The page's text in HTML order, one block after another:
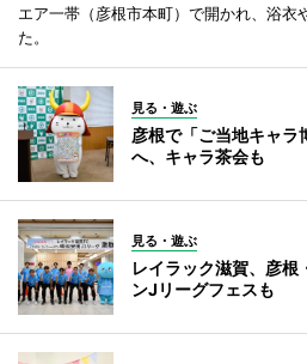
エア一帯（彦根市本町）で開かれ、浴衣
た。
見る・遊ぶ
彦根で「ご当地キャ
へ、キャラ茶会も
見る・遊ぶ
レイラック滋賀、彦
ンJリーグフェスも